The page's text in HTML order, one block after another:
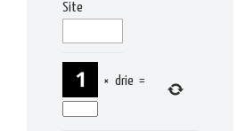
Site
× drie =